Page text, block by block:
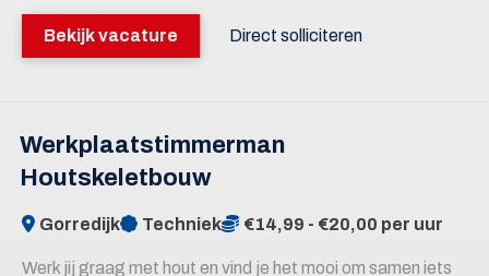
Bekijk vacature Direct solliciteren
Werkplaatstimmerman
Houtskeletbouw
Gorredijk Techniek €14,99 - €20,00 per uur
Werk jij graag met hout en vind je het mooi om samen iets